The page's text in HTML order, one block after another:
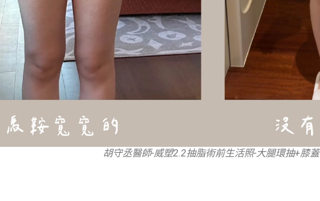
胡守丞醫師-威塑2.2抽脂術前生活照-大腿環抽+膝蓋